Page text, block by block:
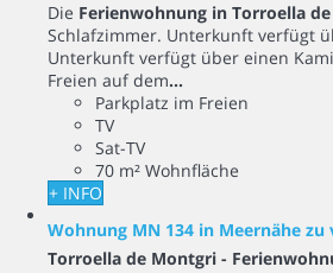
Die Ferienwohnung in Torroella
Schlafzimmer. Unterkunft verfügt
Unterkunft verfügt über einen
Freien auf dem...
Parkplatz im Freien
TV
Sat-TV
70 m² Wohnfläche
+ INFO
Wohnung MN 134 in Meernähe zu
Torroella de Montgri -